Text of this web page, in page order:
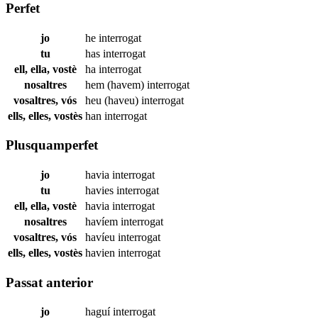
Perfet
jo he interrogat
tu
has interrogat
ell, ella, vostè
ha interrogat
nosaltres
hem (havem) interrogat
vosaltres, vós
heu (haveu) interrogat
ells, elles, vostès han interrogat
Plusquamperfet
jo havia interrogat
tu
havies interrogat
ell, ella, vostè
havia interrogat
nosaltres
havíem interrogat
vosaltres, vós
havíeu interrogat
ells, elles, vostès havien interrogat
Passat anterior
jo haguíinterrogat